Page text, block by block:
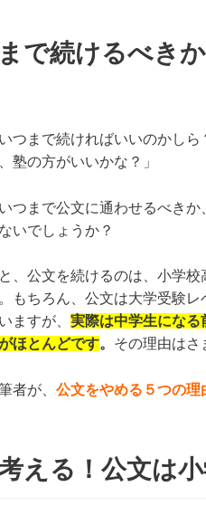
で続けるべき
つまで続ければいいのかしら
塾の方がいいかな？」
つまで公文に通わせるべきか
いでしょうか？
、公文を続けるのは、小学校
もちろん、公文は大学受験レ
ますが、 実際は中学生になる
ほとんどです。 その理由はさ
者が、 公文をやめる５つの理
える！公文は